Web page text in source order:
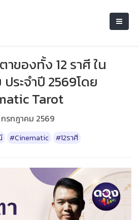
ของทั้ง 12 ราศี ใน
ระจำปี 2569โดย
Tarot
รกฎาคม 2569
#Cinematic #12ราศี